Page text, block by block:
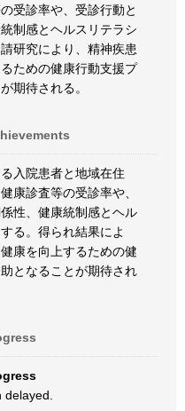
受診率や、受診行動と
制感とヘルスリテラシ
研究により、精神疾患
ための健康行動支援プ
期待される。
入院患者と地域在住
康診査等の受診率や、
性、健康統制感とヘル
る。得られ結果によ
康を向上するための健
となることが期待され